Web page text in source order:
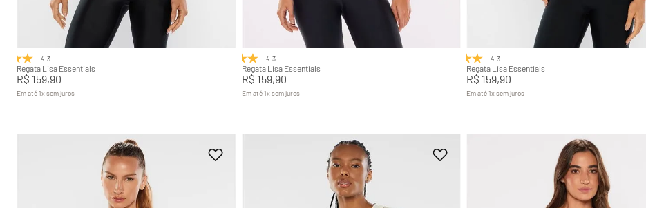
Adicionar na sacola
4.3
Regata Lisa Essentials
R$ 159,90
Em até 1xsem juros
Adicionar na sacola
4.3
Regata Lisa Essentials
R$ 159,90
Em até 1xsem juros
Adicionar na sacola
4.3
Regata Lisa Essentials
R$ 159,90
Em até 1xsem juros